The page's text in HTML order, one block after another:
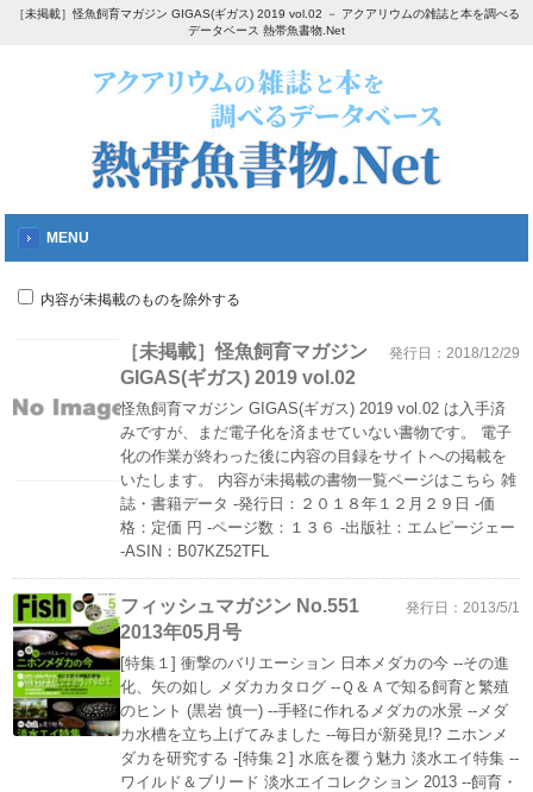
［未掲載］怪魚飼育マガジン GIGAS(ギガス) 2019 vol.02 － アクアリウムの雑誌と本を調べる
データベース 熱帯魚書物.Net
MENU
内容が未掲載のものを除外する
［未掲載］怪魚飼育マガジン
GIGAS(ギガス) 2019 vol.02
発行日：2018/12/29
怪魚飼育マガジン GIGAS(ギガス) 2019 vol.02 は入手済
みですが、まだ電子化を済ませていない書物です。 電子
化の作業が終わった後に内容の目録をサイトへの掲載を
いたします。 内容が未掲載の書物一覧ページはこちら 雑
誌・書籍データ -発行日：２０１８年１２月２９日 -価
格：定価 円 -ページ数：１３６ -出版社：エムピージェー
-ASIN：B07KZ52TFL
フィッシュマガジン No.551
2013年05月号
発行日：2013/5/1
[特集１] 衝撃のバリエーション 日本メダカの今 --その進
化、矢の如し メダカカタログ --Ｑ＆Ａで知る飼育と繁殖
のヒント (黒岩 慎一) --手軽に作れるメダカの水景 --メダ
カ水槽を立ち上げてみました --毎日が新発見!? ニホンメ
ダカを研究する -[特集２] 水底を覆う魅力 淡水エイ特集 --
ワイルド＆ブリード 淡水エイコレクション 2013 --飼育・